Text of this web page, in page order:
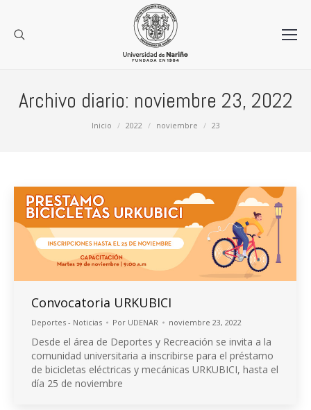
Archivo diario: noviembre 23, 2022
Inicio 2022 noviembre 23
Convocatoria URKUBICI
Deportes - Noticias Por UDENAR noviembre 23, 2022
Desde el área de Deportes y Recreación se invita a la
comunidad universitaria a inscribirse para el préstamo
de bicicletas eléctricas y mecánicas URKUBICI, hasta el
día 25 de noviembre